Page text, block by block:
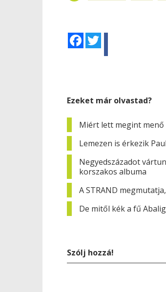
Facebook
Ezeket már olvastad?
Miért lett megint menő
Lemezen is érkezik
Negyedszázadot
korszakos albuma
A STRAND
De mitől kék a fű
Szólj hozzá!